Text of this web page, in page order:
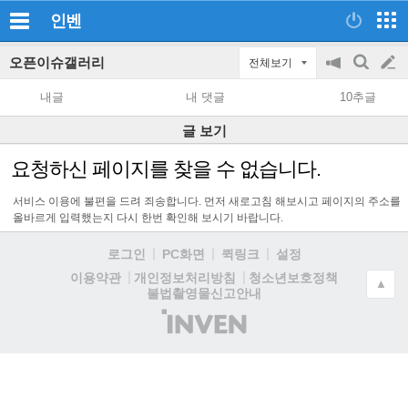
인벤
오픈이슈갤러리 전체보기
공
지
on/off
검
색
글
쓰
기
내글 내 댓글 10추글
글 보기
요청하신 페이지를 찾을 수 없습니다.
서비스 이용에 불편을 드려 죄송합니다. 먼저 새로고침 해보시고 페이지의 주소를
올바르게 입력했는지 다시 한번 확인해 보시기 바랍니다.
로그인 PC화면 퀵링크
설정
이용약관
개인정보처리방침
청소년보호정책
불법촬영물신고안내
(주)
인
▲